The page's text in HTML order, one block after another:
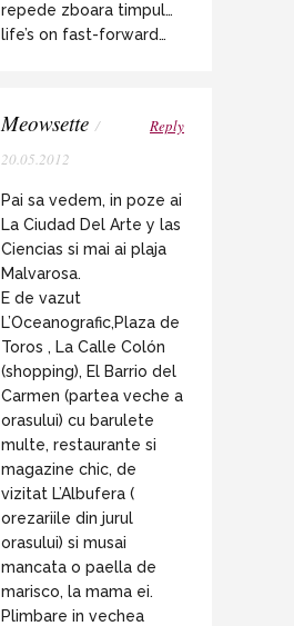
repede zboara timpul…
life’s on fast-forward…
Meowsette /
20.05.2012
Reply
Pai sa vedem, in poze ai
La Ciudad Del Arte y las
Ciencias si mai ai plaja
Malvarosa.
E de vazut
L’Oceanografic,Plaza de
Toros , La Calle Colón
(shopping), El Barrio del
Carmen (partea veche a
orasului) cu barulete
multe, restaurante si
magazine chic, de
vizitat L’Albufera (
orezariile din jurul
orasului) si musai
mancata o paella de
marisco, la mama ei.
Plimbare in vechea